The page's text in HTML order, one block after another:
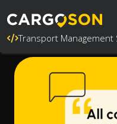
Transport Management